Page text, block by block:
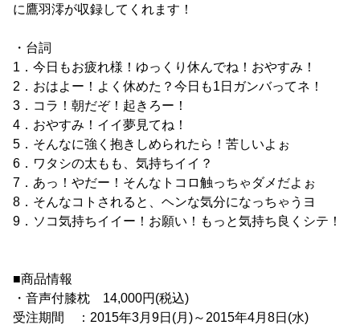
に鷹羽澪が収録してくれます！
・台詞
1．今日もお疲れ様！ゆっくり休んでね！おやすみ！
2．おはよー！よく休めた？今日も1日ガンバってネ！
3．コラ！朝だぞ！起きろー！
4．おやすみ！イイ夢見てね！
5．そんなに強く抱きしめられたら！苦しいよぉ
6．ワタシの太もも、気持ちイイ？
7．あっ！やだー！そんなトコロ触っちゃダメだよぉ
8．そんなコトされると、ヘンな気分になっちゃうヨ
9．ソコ気持ちイイー！お願い！もっと気持ち良くシテ！
■商品情報
・音声付膝枕 14,000円(税込)
受注期間 ：2015年3月9日(月)～2015年4月8日(水)